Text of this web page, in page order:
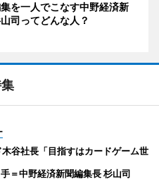
を一人でこなす中野経済新
司ってどんな人？
谷社長「目指すはカードゲーム世
中野経済新聞編集長 杉山司